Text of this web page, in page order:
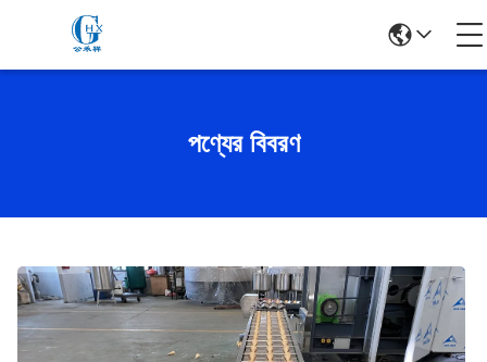
পণ্যের বিবরণ